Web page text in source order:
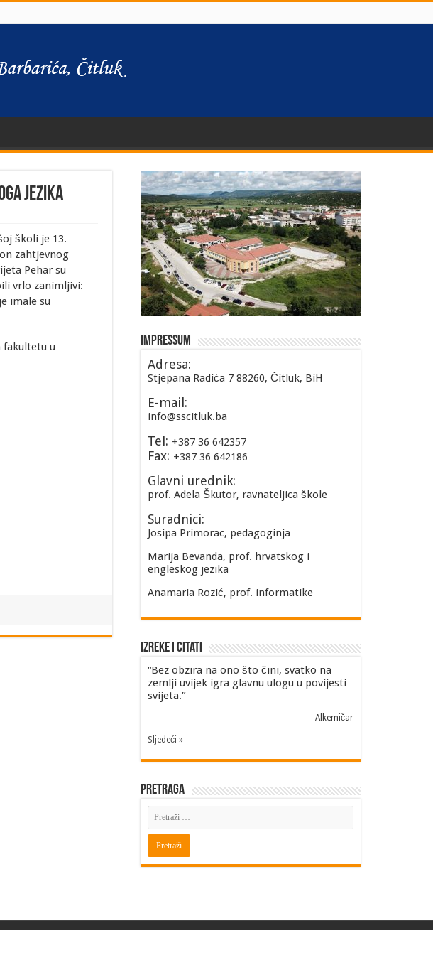
jezika
školi je 13.
zahtjevnog
Pehar su
vrlo zanimljivi:
imale su
fakultetu u
Impressum
Adresa:
Stjepana Radića 7 88260, Čitluk, BiH
E-mail:
info@sscitluk.ba
Tel: +387 36 642357
Fax: +387 36 642186
Glavni urednik:
prof. Adela Škutor, ravnateljica škole
Suradnici:
Josipa Primorac, pedagoginja
Marija Bevanda, prof. hrvatskog i
engleskog jezika
Anamaria Rozić, prof. informatike
Izreke i Citati
“Bez obzira na ono što čini, svatko na
zemlji uvijek igra glavnu ulogu u povijesti
svijeta.”
— Alkemičar
Sljedeći »
Pretraga